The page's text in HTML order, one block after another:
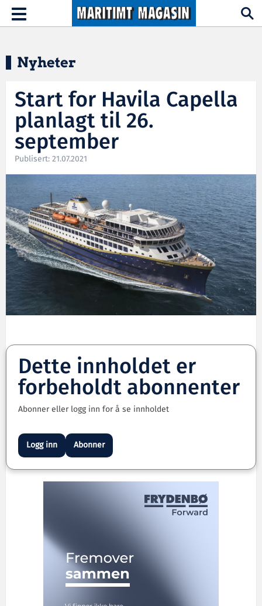
Hopp til hovedinnhold
Toggle
navigation
Nyheter
Start for Havila Capella
planlagt til 26.
september
Publisert: 21.07.2021
Dette innholdet er
forbeholdt abonnenter
Abonner eller logg inn for å se innholdet
Logg inn Abonner